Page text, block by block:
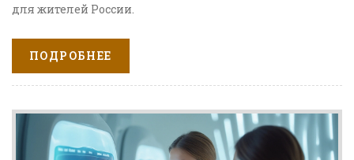
для жителей России.
ПОДРОБНЕЕ